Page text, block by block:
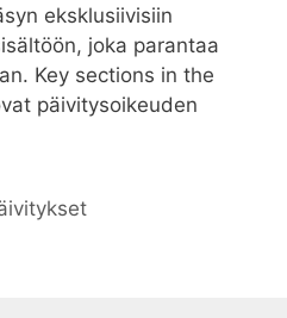
eksklusiivisiin
joka parantaa
Key sections in the
päivitysoikeuden